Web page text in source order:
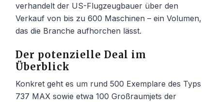
verhandelt der US-Flugzeugbauer über den
Verkauf von bis zu 600 Maschinen – ein Volumen,
das die Branche aufhorchen lässt.
Der potenzielle Deal im
Überblick
Konkret geht es um rund 500 Exemplare des Typs
737 MAX sowie etwa 100 Großraumjets der